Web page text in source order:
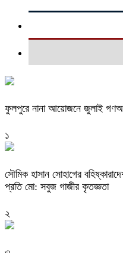
ফুলপুরে নানা আয়োজনে জুলাই
১
সৌমিক হাসান সোহাগের
প্রতি মো: সবুজ গাজীর কৃতজ্ঞতা
২